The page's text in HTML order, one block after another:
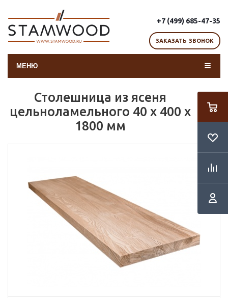
+7 (499) 685-47-35
ЗАКАЗАТЬ ЗВОНОК
МЕНЮ
Столешница из ясеня
цельноламельного 40 х 400 х
1800 мм